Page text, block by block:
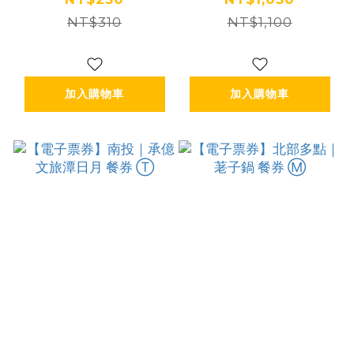
NT$310
加入購物車
NT$1,100
加入購物車